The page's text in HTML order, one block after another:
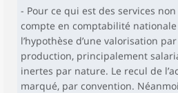
- Pour ce qui est des services
compte en comptabilité
l’hypothèse d’une valorisation
production, principalement
inertes par nature. Le recul de
marqué, par convention.